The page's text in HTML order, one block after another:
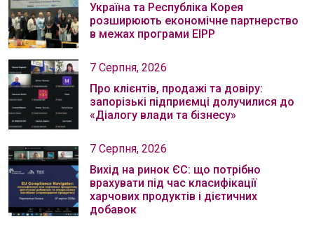
Україна та Республіка Корея
розширюють економічне партнерство
в межах програми EIPP
7 Серпня, 2026
Про клієнтів, продажі та довіру:
запорізькі підприємці долучилися до
«Діалогу влади та бізнесу»
7 Серпня, 2026
Вихід на ринок ЄС: що потрібно
врахувати під час класифікації
харчових продуктів і дієтичних
добавок